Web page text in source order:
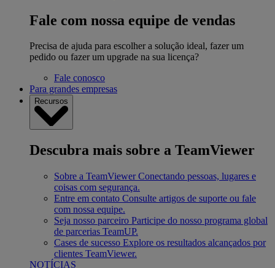
Fale com nossa equipe de vendas
Precisa de ajuda para escolher a solução ideal, fazer um
pedido ou fazer um upgrade na sua licença?
Fale conosco
Para grandes empresas
Recursos
Descubra mais sobre a TeamViewer
Sobre a TeamViewer Conectando pessoas, lugares e
coisas com segurança.
Entre em contato Consulte artigos de suporte ou fale
com nossa equipe.
Seja nosso parceiro Participe do nosso programa global
de parcerias TeamUP.
Cases de sucesso Explore os resultados alcançados por
clientes TeamViewer.
NOTÍCIAS